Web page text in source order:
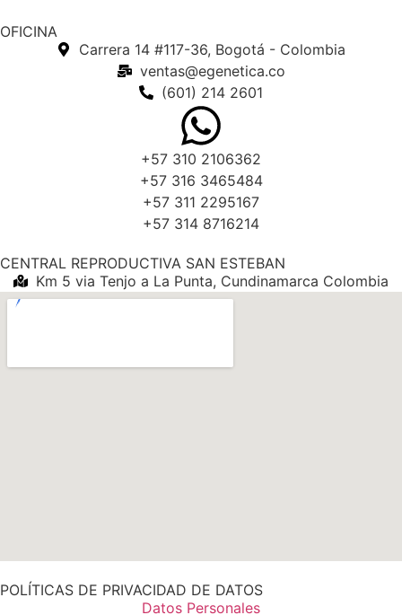
OFICINA
Carrera 14 #117-36, Bogotá - Colombia
ventas@egenetica.co
(601) 214 2601
+57 310 2106362
+57 316 3465484
+57 311 2295167
+57 314 8716214
CENTRAL REPRODUCTIVA SAN ESTEBAN
Km 5 via Tenjo a La Punta, Cundinamarca Colombia
POLÍTICAS DE PRIVACIDAD DE DATOS
Datos Personales